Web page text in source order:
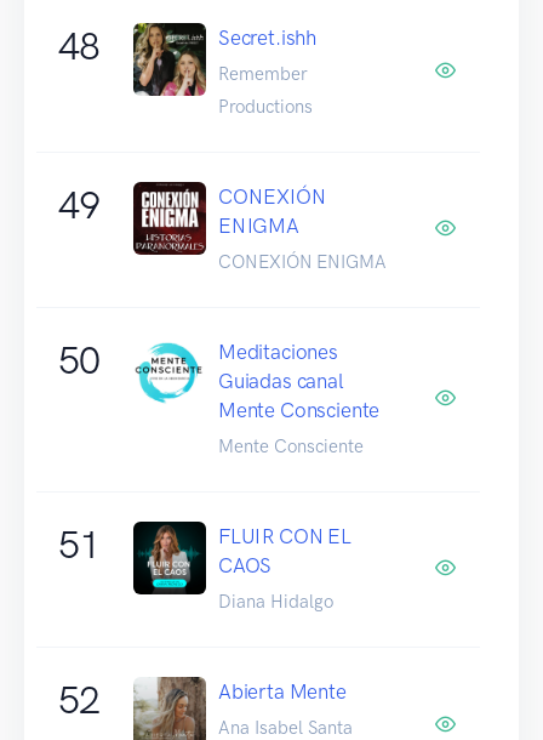
48 Secret.ishh
Remember
Productions
49
CONEXIÓN
ENIGMA
CONEXIÓN ENIGMA
50
Meditaciones
Guiadas canal
Mente Consciente
Mente Consciente
51
FLUIR CON EL
CAOS
Diana Hidalgo
52 Abierta Mente
Ana Isabel Santa